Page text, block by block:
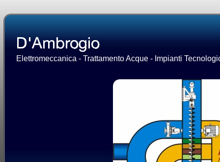
Elettromeccanica - Trattamento Acque - Impianti